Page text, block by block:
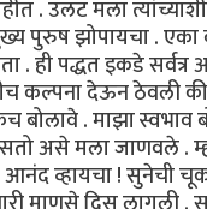
. उलट मला
पुरुष झोपायचा . एका
. ही पद्धत इकडे
कल्पना देऊन ठेवली
. माझा स्वभाव
असे मला जाणवले .
व्हायचा ! सुनेची